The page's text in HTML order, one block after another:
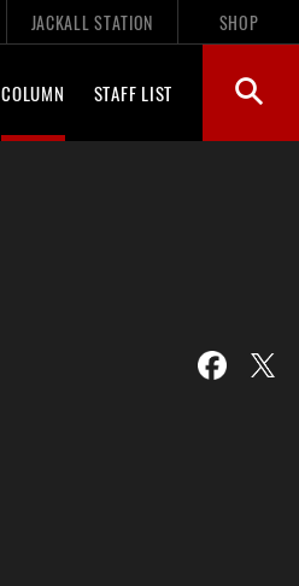
JACKALL STATION SHOP
COLUMN STAFF LIST